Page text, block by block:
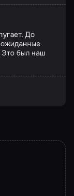
До
был наш